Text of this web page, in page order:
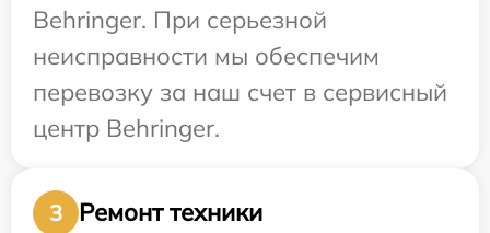
Behringer. При серьезной
неисправности мы обеспечим
перевозку за наш счет в сервисный
центр Behringer.
3
Ремонт техники